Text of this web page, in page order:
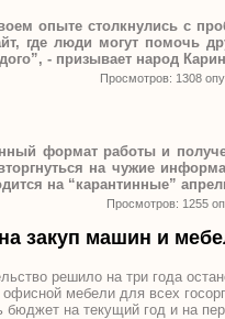
опыте столкнулись с
где люди могут помочь
- призывает народ
Просмотров: 1308
формат работы и
на чужие
на “карантинные”
Просмотров: 1255
закуп машин и
решило на три года
мебели для всех
на текущий год и на